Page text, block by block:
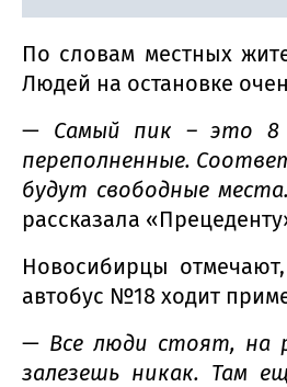
По словам местных
Людей на остановке
— Самый пик – это 8
переполненные.
будут свободные
рассказала
Новосибирцы
автобус №18 ходит
— Все люди стоят, на
залезешь никак. Там